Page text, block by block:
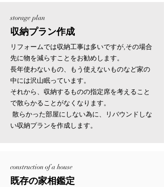
storage plan
収納プラン作成
リフォームでは収納工事は多いですが,その場合
先に物を減らすことをお勧めします。
長年使わないもの、もう使えないものなど家の
中には沢山眠っています。
それから、収納するものの指定席を考えること
で散らかることがなくなります。
散らかった部屋にしない為に、リバウンドしな
い収納プランを作成します。
construction of a house
既存の家相鑑定